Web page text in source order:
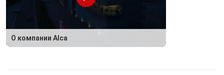
О компании Alca